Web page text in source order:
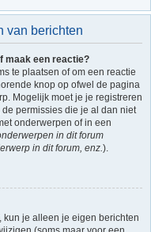
van berichten
maak een reactie?
te plaatsen of om een reactie
knop op ofwel de pagina
Mogelijk moet je je registreren
permissies die je al dan niet
onderwerpen of in een
in dit forum
in dit forum, enz.).
kun je alleen je eigen berichten